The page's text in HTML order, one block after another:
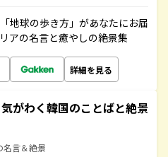
地球の歩き方」があなたにお届
アの名言と癒やしの絶景集
詳細を見る
がわく韓国のことばと絶景
名言＆絶景